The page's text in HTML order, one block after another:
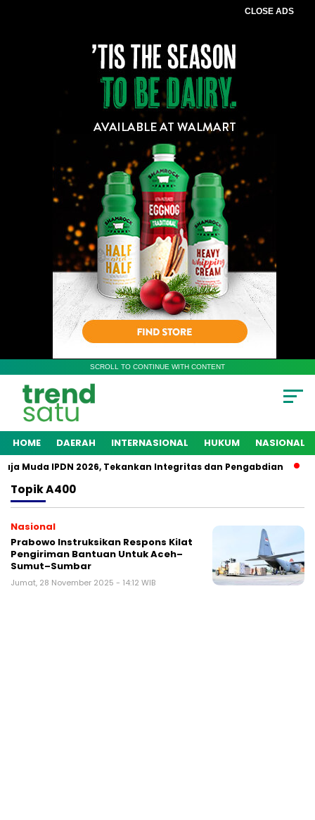
CLOSE ADS
SCROLL TO CONTINUE WITH CONTENT
HOME DAERAH INTERNASIONAL HUKUM NASIONAL
Muda IPDN 2026, Tekankan Integritas dan Pengabdian
TopikA400
Nasional
Prabowo Instruksikan Respons Kilat
Pengiriman Bantuan Untuk Aceh–
Sumut–Sumbar
Jumat, 28 November 2025 - 14:12 WIB